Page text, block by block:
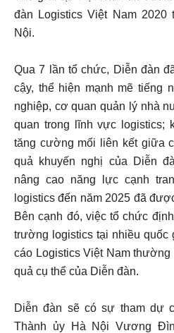
đàn Logistics Việt Nam 2020
Nội.
Qua 7 lần tổ chức, Diễn đàn
cậy, thể hiện mạnh mẽ tiếng
nghiệp, cơ quan quản lý nhà
quan trong lĩnh vực logistics;
tăng cường mối liên kết giữa
quả khuyến nghị của Diễn
nâng cao năng lực cạnh
logistics đến năm 2025 đã
Bên cạnh đó, việc tổ chức
trường logistics tại nhiều quốc
cáo Logistics Việt Nam
quả cụ thể của Diễn đàn.
Diễn đàn sẽ có sự tham dự
Thành ủy Hà Nội Vương